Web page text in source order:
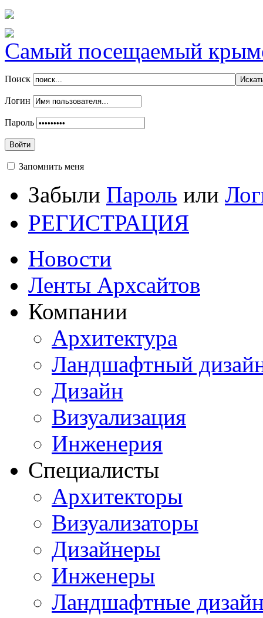
Самый посещаемый
Поиск
Логин
Пароль
Войти
Запомнить меня
Забыли Пароль или
РЕГИСТРАЦИЯ
Новости
Ленты Архсайтов
Компании
Архитектура
Ландшафтный
Дизайн
Визуализация
Инженерия
Специалисты
Архитекторы
Визуализаторы
Дизайнеры
Инженеры
Ландшафтные